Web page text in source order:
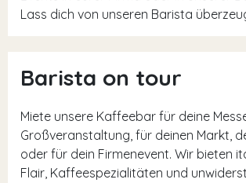
Lass dich von unseren Barista
Barista on tour
Miete unsere Kaffeebar für deine
Großveranstaltung, für deinen Markt,
oder für dein Firmenevent. Wir bieten
Flair, Kaffeespezialitäten und